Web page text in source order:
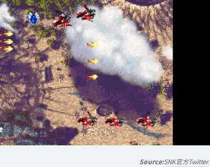
SNK官方Twitter